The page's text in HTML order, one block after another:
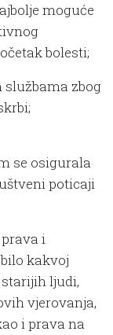
moguće
bolesti;
zbog
se osigurala
poticaji
i
kakvoj
ljudi,
vjerovanja,
i prava na